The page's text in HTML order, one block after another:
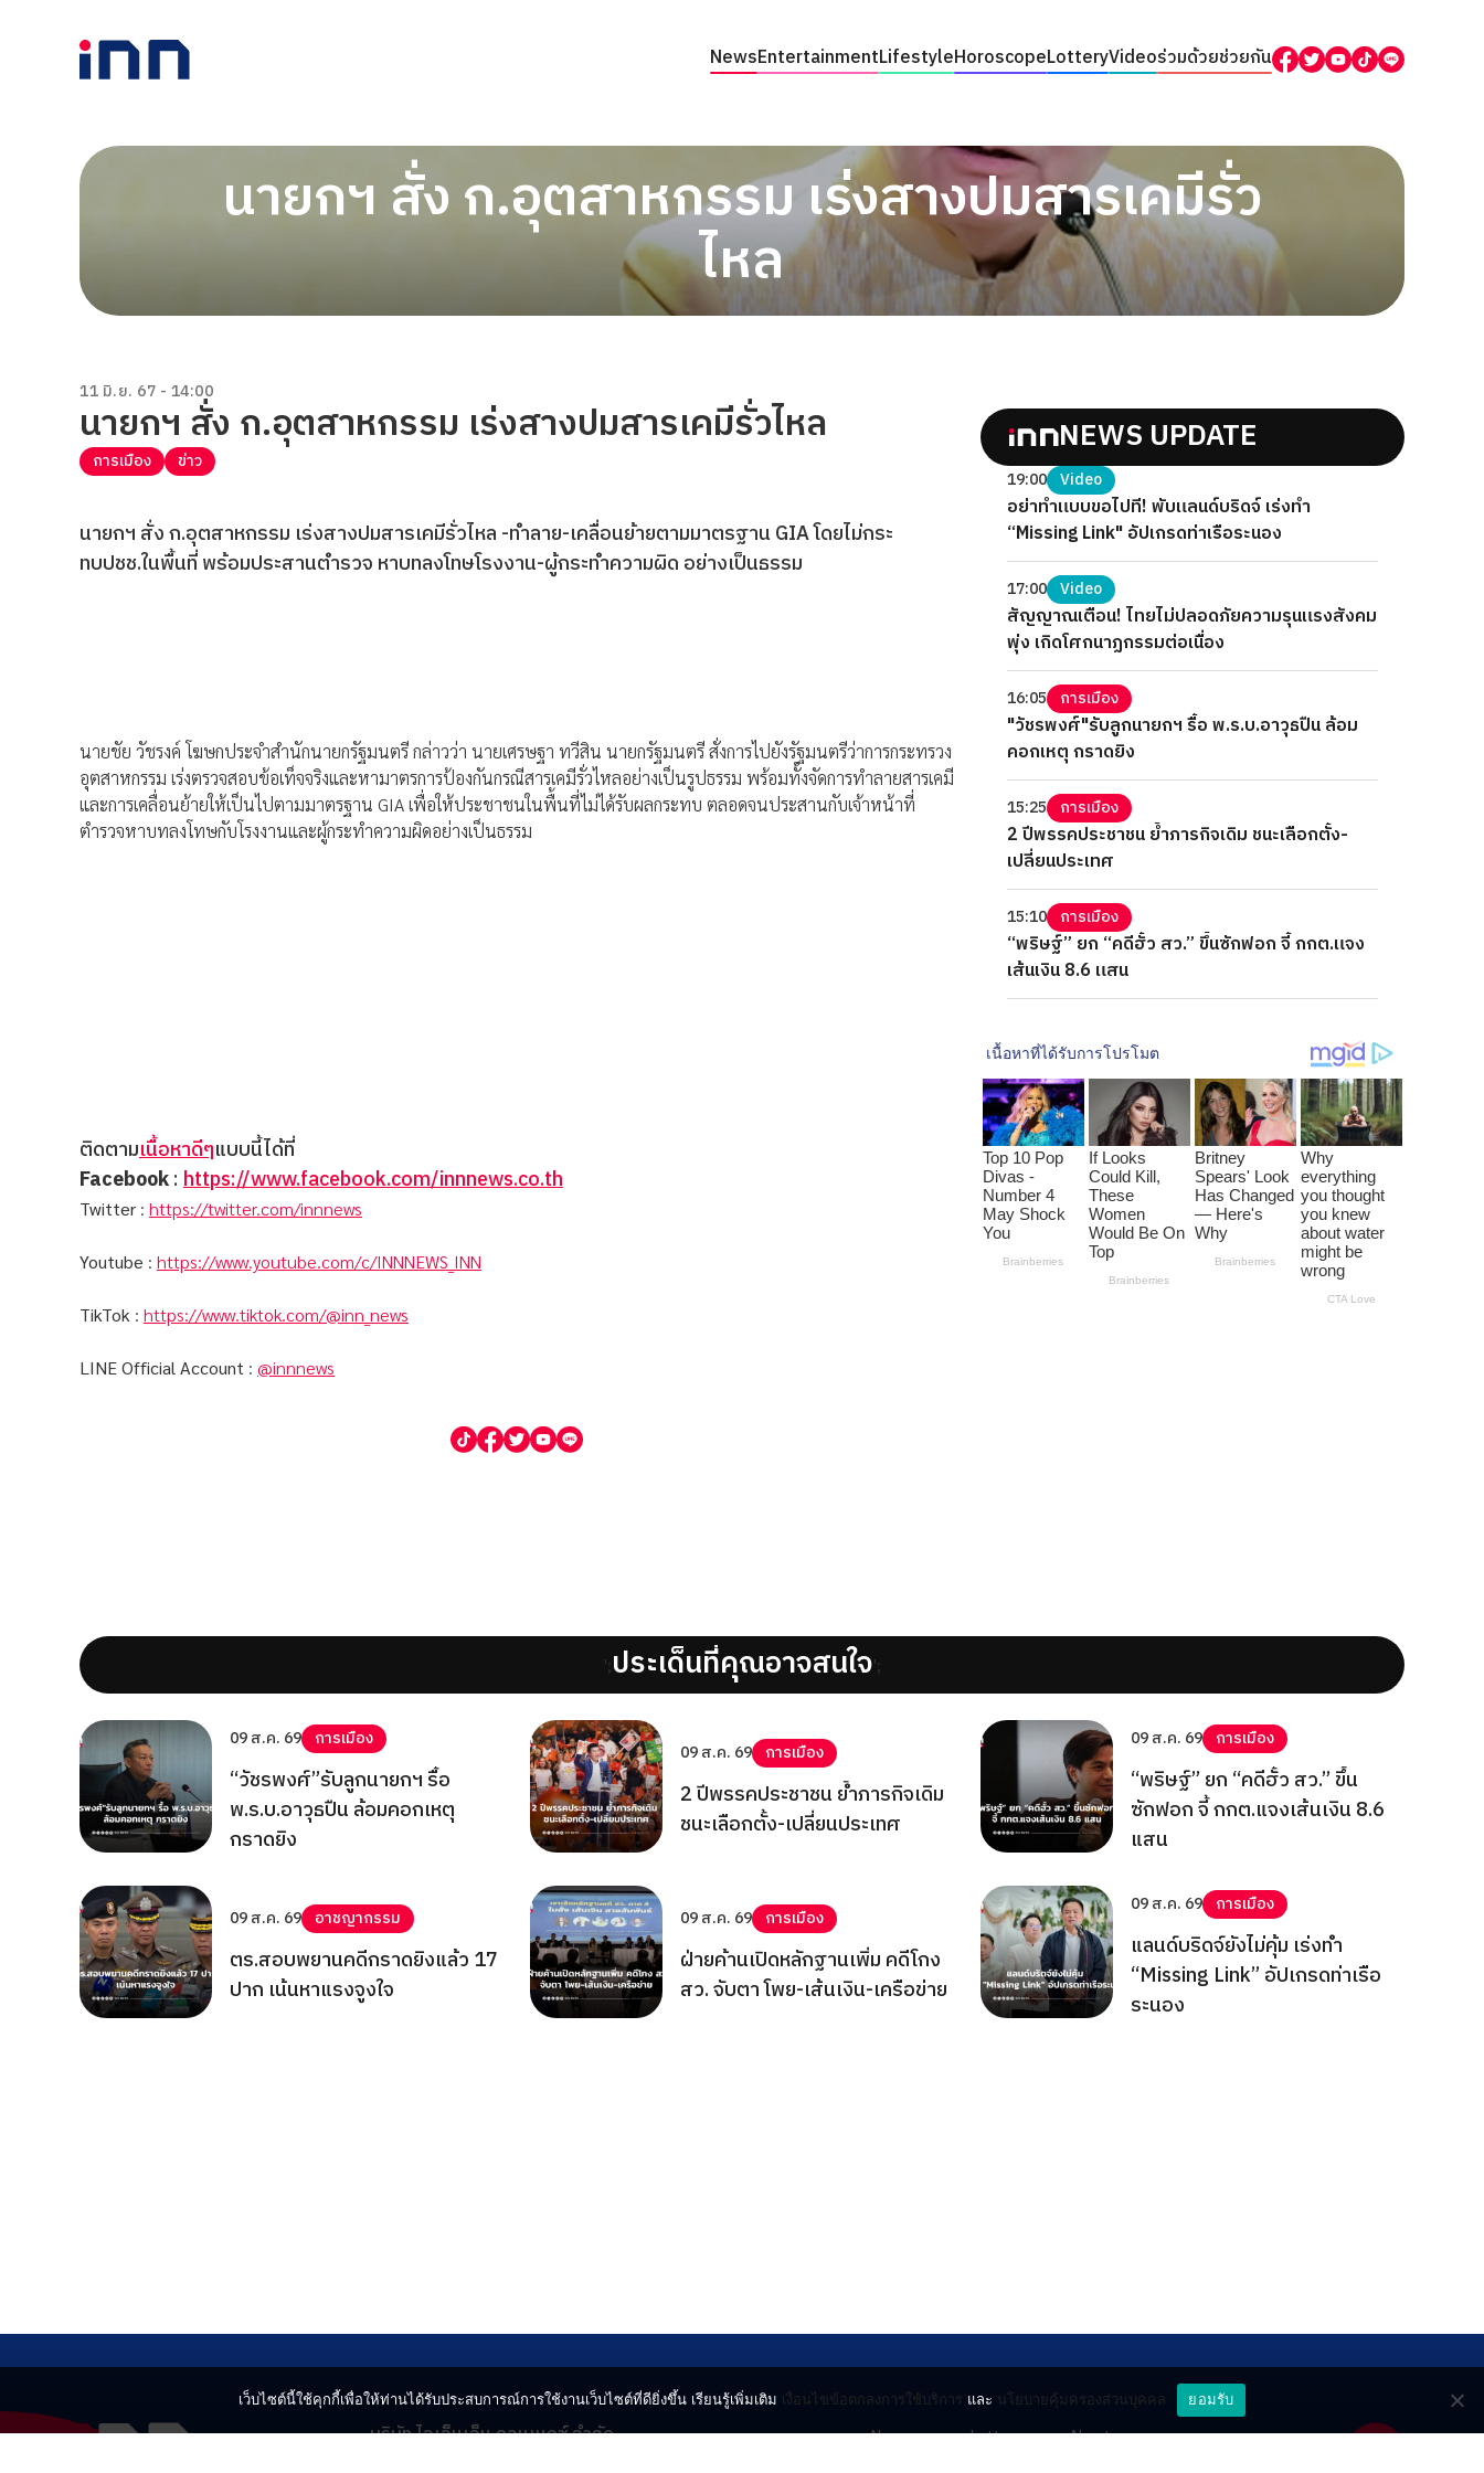
NewsEntertainmentLifestyleHoroscopeLotteryVideoร่วมด้วยช่วยกัน
นายกฯ สั่ง ก.อุตสาหกรรม เร่งสางปมสารเคมีรั่ว
ไหล
11 มิ.ย. 67 - 14:00
นายกฯ สั่ง ก.อุตสาหกรรม เร่งสางปมสารเคมีรั่วไหล
การเมือง ข่าว
นายกฯ สั่ง ก.อุตสาหกรรม เร่งสางปมสารเคมีรั่วไหล -ทำลาย-เคลื่อนย้ายตามมาตรฐาน GIA โดยไม่กระ
ทบปชช.ในพื้นที่ พร้อมประสานตำรวจ หาบทลงโทษโรงงาน-ผู้กระทำความผิด อย่างเป็นธรรม
นายชัย วัชรงค์ โฆษกประจำสำนักนายกรัฐมนตรี กล่าวว่า นายเศรษฐา ทวีสิน นายกรัฐมนตรี สั่งการไปยังรัฐมนตรีว่าการกระทรวง
อุตสาหกรรม เร่งตรวจสอบข้อเท็จจริงและหามาตรการป้องกันกรณีสารเคมีรั่วไหลอย่างเป็นรูปธรรม พร้อมทั้งจัดการทำลายสารเคมี
และการเคลื่อนย้ายให้เป็นไปตามมาตรฐาน GIA เพื่อให้ประชาชนในพื้นที่ไม่ได้รับผลกระทบ ตลอดจนประสานกับเจ้าหน้าที่
ตำรวจหาบทลงโทษกับโรงงานและผู้กระทำความผิดอย่างเป็นธรรม
ติดตามเนื้อหาดีๆแบบนี้ได้ที่
Facebook: https://www.facebook.com/innnews.co.th
Twitter : https://twitter.com/innnews
Youtube : https://www.youtube.com/c/INNNEWS_INN
TikTok : https://www.tiktok.com/@inn_news
LINE Official Account : @innnews
NEWS UPDATE
19:00 Video
อย่าทำแบบขอไปที! พับแลนด์บริดจ์ เร่งทำ
“Missing Link" อัปเกรดท่าเรือระนอง
17:00 Video
สัญญาณเตือน! ไทยไม่ปลอดภัยความรุนแรงสังคม
พุ่ง เกิดโศกนาฏกรรมต่อเนื่อง
16:05 การเมือง
"วัชรพงศ์"รับลูกนายกฯ รื้อ พ.ร.บ.อาวุธปืน ล้อม
คอกเหตุ กราดยิง
15:25 การเมือง
2 ปีพรรคประชาชน ย้ำภารกิจเดิม ชนะเลือกตั้ง-
เปลี่ยนประเทศ
15:10 การเมือง
“พริษฐ์” ยก “คดีฮั้ว สว.” ขึ้นซักฟอก จี้ กกต.แจง
เส้นเงิน 8.6 แสน
';ประเด็นที่คุณอาจสนใจ';
09 ส.ค. 69 การเมือง
“วัชรพงศ์”รับลูกนายกฯ รื้อ
พ.ร.บ.อาวุธปืน ล้อมคอกเหตุ
กราดยิง
09 ส.ค. 69 การเมือง
2 ปีพรรคประชาชน ย้ำภารกิจเดิม
ชนะเลือกตั้ง-เปลี่ยนประเทศ
09 ส.ค. 69 การเมือง
“พริษฐ์” ยก “คดีฮั้ว สว.” ขึ้น
ซักฟอก จี้ กกต.แจงเส้นเงิน 8.6
แสน
09 ส.ค. 69 อาชญากรรม
ตร.สอบพยานคดีกราดยิงแล้ว 17
ปาก เน้นหาแรงจูงใจ
09 ส.ค. 69 การเมือง
ฝ่ายค้านเปิดหลักฐานเพิ่ม คดีโกง
สว. จับตา โพย-เส้นเงิน-เครือข่าย
09 ส.ค. 69 การเมือง
แลนด์บริดจ์ยังไม่คุ้ม เร่งทำ
“Missing Link” อัปเกรดท่าเรือ
ระนอง
บริษัท ไอเอ็นเอ็น คอนเนกซ์ จำกัด
News
Lottery
About
เว็บไซต์นี้ใช้คุกกี้เพื่อให้ท่านได้รับประสบการณ์การใช้งานเว็บไซต์ที่ดียิ่งขึ้น เรียนรู้เพิ่มเติม เงื่อนไขข้อตกลงการใช้บริการ และ นโยบายคุ้มครองส่วนบุคคล ยอมรับ